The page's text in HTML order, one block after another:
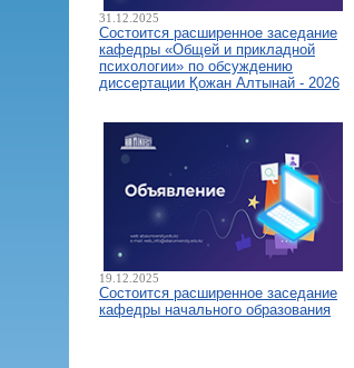
31.12.2025
Состоится расширенное заседание
кафедры «Общей и прикладной
психологии» по обсуждению
диссертации Қожан Алтынай - 2026
19.12.2025
Состоится расширенное заседание
кафедры начального образования